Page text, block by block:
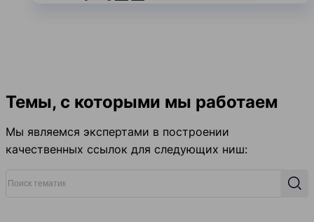
Темы, с которыми мы работаем
Мы являемся экспертами в построении
качественных ссылок для следующих ниш: